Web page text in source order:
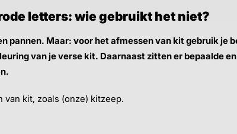
letters: wie gebruikt het niet?
pannen. Maar: voor het afmessen van kit gebruik je
van je verse kit. Daarnaast zitten er bepaalde
van kit, zoals (onze) kitzeep.